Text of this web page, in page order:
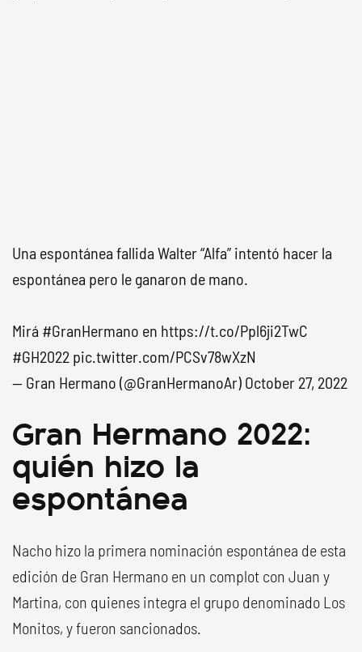
Una espontánea fallida Walter “Alfa” intentó hacer la
espontánea pero le ganaron de mano.
Mirá #GranHermano en https://t.co/Ppl6ji2TwC
#GH2022 pic.twitter.com/PCSv78wXzN
— Gran Hermano (@GranHermanoAr) October 27, 2022
Gran Hermano 2022:
quién hizo la
espontánea
Nacho hizo la primera nominación espontánea de esta
edición de Gran Hermano en un complot con Juan y
Martina, con quienes integra el grupo denominado Los
Monitos, y fueron sancionados.